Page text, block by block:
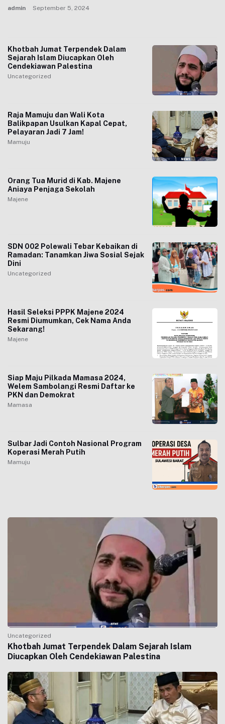
Khotbah Jumat Terpendek Dalam
Sejarah Islam Diucapkan Oleh
Cendekiawan Palestina
Uncategorized
Raja Mamuju dan Wali Kota
Balikpapan Usulkan Kapal Cepat,
Pelayaran Jadi 7 Jam!
Mamuju
Orang Tua Murid di Kab. Majene
Aniaya Penjaga Sekolah
Majene
SDN 002 Polewali Tebar Kebaikan di
Ramadan: Tanamkan Jiwa Sosial Sejak
Dini
Uncategorized
Hasil Seleksi PPPK Majene 2024
Resmi Diumumkan, Cek Nama Anda
Sekarang!
Majene
Siap Maju Pilkada Mamasa 2024,
Welem Sambolangi Resmi Daftar ke
PKN dan Demokrat
Mamasa
Sulbar Jadi Contoh Nasional Program
Koperasi Merah Putih
Mamuju
admin September 5, 2024
Uncategorized
Khotbah Jumat Terpendek Dalam Sejarah Islam
Diucapkan Oleh Cendekiawan Palestina